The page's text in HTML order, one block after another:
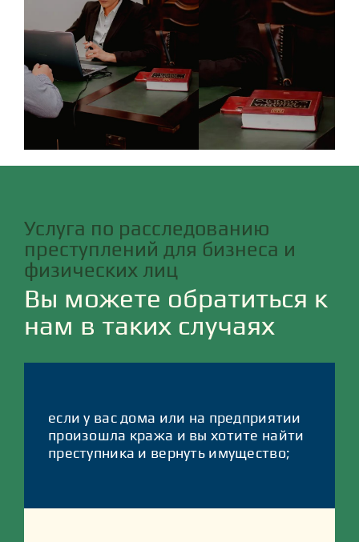
Услуга по расследованию
преступлений для бизнеса и
физических лиц
Вы можете обратиться к
нам в таких случаях
если у вас дома или на предприятии
произошла кража и вы хотите найти
преступника и вернуть имущество;